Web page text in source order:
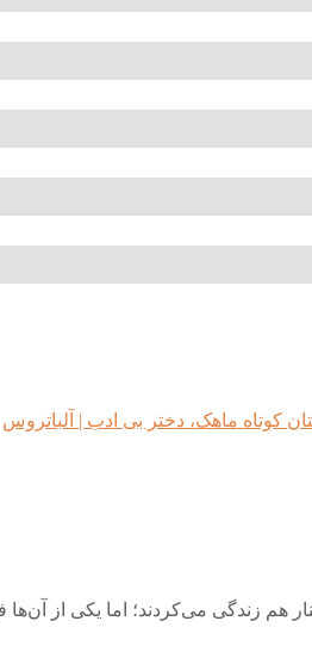
کوتاه ماهک، دختر بی ادب | آلباتروس
هم زندگی می‌کردند؛ اما یکی از